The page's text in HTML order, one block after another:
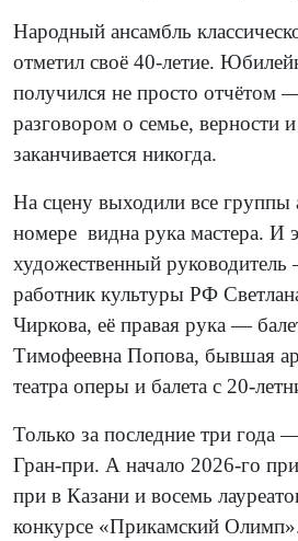
Народный ансамбль
отметил своё 40-летие.
получился не просто отчётом
разговором о семье, верности
заканчивается никогда.
На сцену выходили все
номере видна рука мастера. И
художественный
работник культуры РФ
Чиркова, её правая рука —
Тимофеевна Попова, бывшая
театра оперы и балета с 20-
Только за последние три года
Гран-при. А начало 2026-го
при в Казани и восемь
конкурсе «Прикамский